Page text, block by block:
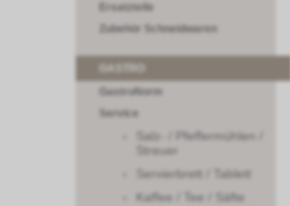
Ersatzteile
Zubehör Schneidwaren
GastroNorm
Service
Salz- / Pfeffermühlen /
Streuer
Servierbrett / Tablett
Kaffee / Tee / Säfte